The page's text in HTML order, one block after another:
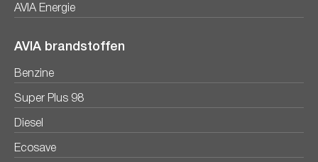
AVIA Energie
AVIA brandstoffen
Benzine
Super Plus 98
Diesel
Ecosave